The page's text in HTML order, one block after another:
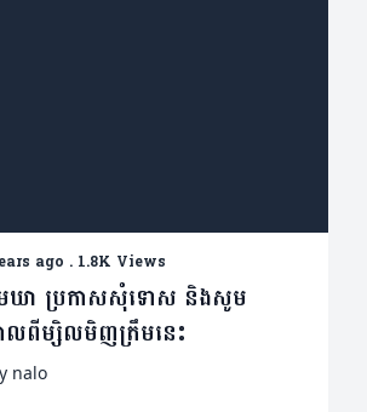
ago . 1.8K Views
េឃា​ ប្រកាសសុំទោស និងសូម
លពីម្សិលមិញត្រឹមនេះ
nalo